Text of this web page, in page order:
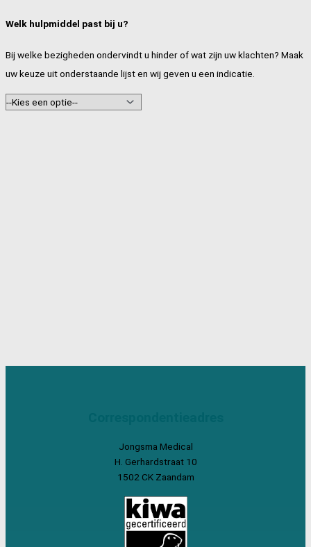
Welk hulpmiddel past bij u?
Bij welke bezigheden ondervindt u hinder of wat zijn uw klachten? Maak
uw keuze uit onderstaande lijst en wij geven u een indicatie.
Jongsma Medical
H. Gerhardstraat 10
1502 CK Zaandam